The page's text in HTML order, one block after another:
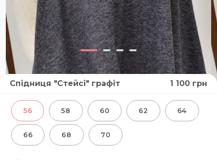
Спідниця "Стейсі" графіт 1 100 грн
56 58 60 62 64
66 68 70